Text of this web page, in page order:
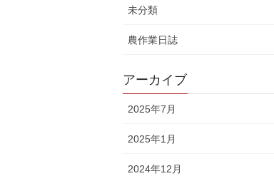
未分類
農作業日誌
アーカイブ
2025年7月
2025年1月
2024年12月